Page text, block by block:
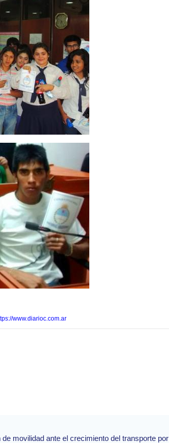
www.diarioc.com.ar
movilidad ante el crecimiento del transporte por